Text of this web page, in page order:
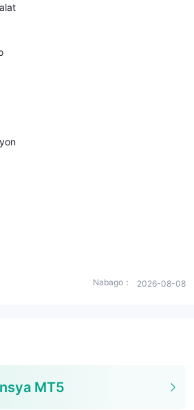
Nabago： 2026-08-08
MT5